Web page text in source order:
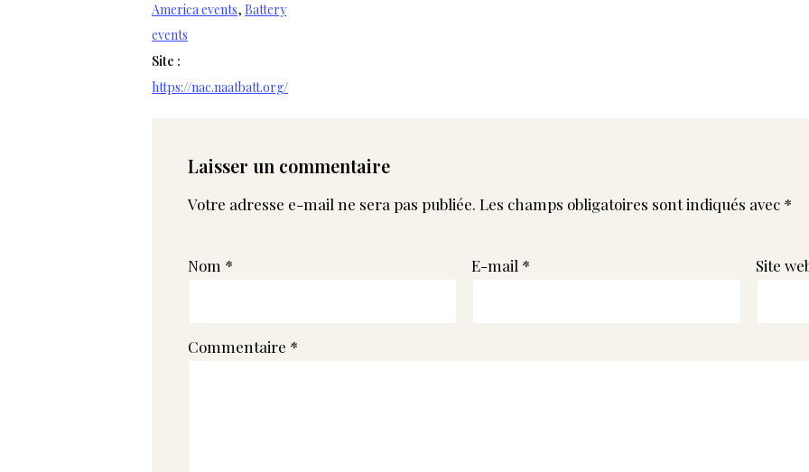
America events, Battery
events
Site :
https://nac.naatbatt.org/
Laisser un commentaire
Votre adresse e-mail ne sera pas publiée. Les champs obligatoires sont indiqués avec *
Nom * E-mail * Site
Commentaire *